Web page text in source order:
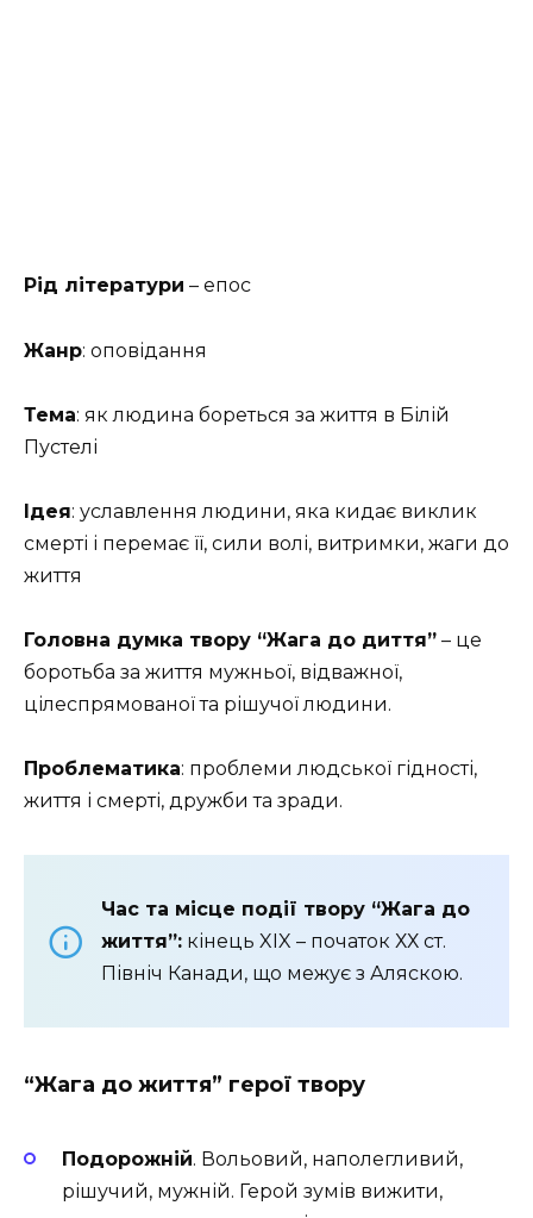
Рід літератури – епос
Жанр: оповідання
Тема: як людина бореться за життя в Білій
Пустелі
Ідея: уславлення людини, яка кидає виклик
смерті і перемає її, сили волі, витримки, жаги до
життя
Головна думка твору “Жага до диття” – це
боротьба за життя мужньої, відважної,
цілеспрямованої та рішучої людини.
Проблематика: проблеми людської гідності,
життя і смерті, дружби та зради.
Час та місце події твору “Жага до
життя”: кінець XIX – початок ХХ ст.
Північ Канади, що межує з Аляскою.
“Жага до життя” герої твору
Подорожній. Вольовий, наполегливий,
рішучий, мужній. Герой зумів вижити,